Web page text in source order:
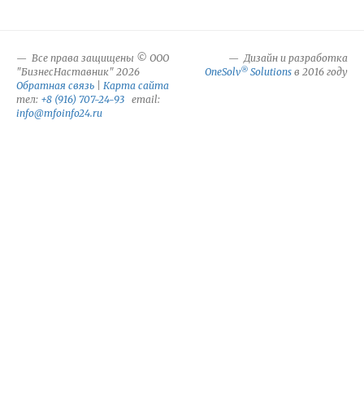
Все права защищены © ООО
"БизнесНаставник" 2026
Обратная связь
Карта сайта
тел: +8 (916) 707-24-93 email:
info@mfoinfo24.ru
Дизайн и разработка
OneSolv® Solutions в 2016 году